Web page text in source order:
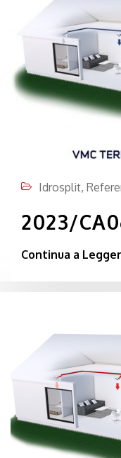
Idrosplit,
2023/
Continua a